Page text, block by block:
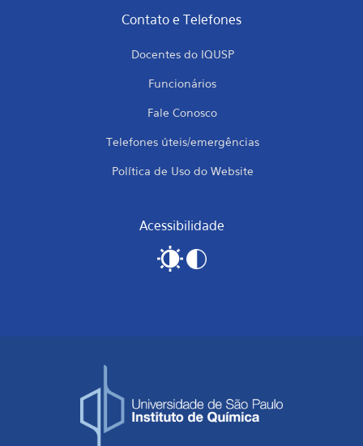
Contato e Telefones
Docentes do IQUSP
Funcionários
Fale Conosco
Telefones úteis/emergências
Política de Uso do Website
Acessibilidade